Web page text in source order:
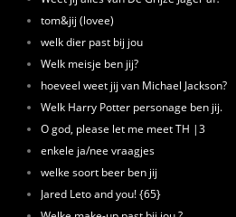
tom&jij (lovee)
welk dier past bij jou
Welk meisje ben jij?
hoeveel weet jij van Michael Jackson?
Welk Harry Potter personage ben jij.
O god, please let me meet TH |3
enkele ja/nee vraagjes
welke soort beer ben jij
Jared Leto and you! {65}